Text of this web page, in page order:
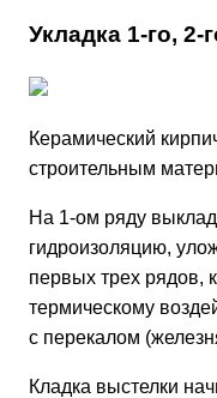
Укладка 1-го, 2-
Керамический
строительным
На 1-ом ряду
гидроизоляцию,
первых трех рядов,
термическому
с перекалом
Кладка выстелки